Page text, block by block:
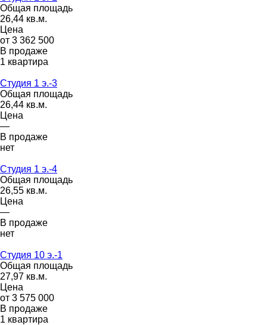
Общая площадь
26,44 кв.м.
Цена
от 3 362 500
В продаже
1 квартира
Студия 1 э.-3
Общая площадь
26,44 кв.м.
Цена
—
В продаже
нет
Студия 1 э.-4
Общая площадь
26,55 кв.м.
Цена
—
В продаже
нет
Студия 10 э.-1
Общая площадь
27,97 кв.м.
Цена
от 3 575 000
В продаже
1 квартира